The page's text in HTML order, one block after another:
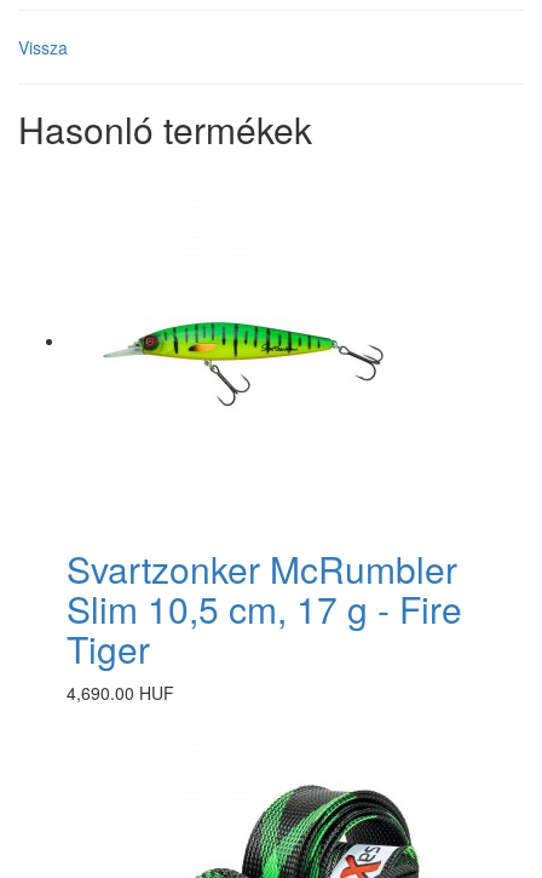
Vissza
Hasonló termékek
Svartzonker McRumbler
Slim 10,5 cm, 17 g - Fire
Tiger
4,690.00 HUF